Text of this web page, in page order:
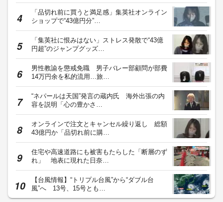
「品切れ前に買うと満足感」集英社オンライン
ショップで“43億円分”…
「集英社に恨みはない」ストレス発散で“43億
円超”のジャンプグッズ…
男性教諭を懲戒免職 男子バレー部顧問が部費
14万円余を私的流用…旅…
“ネパールは天国”発言の蔵内氏 海外出張の内
容を説明「心の豊かさ…
オンラインで注文とキャンセル繰り返し 総額
43億円か「品切れ前に購…
住宅や高速道路にも被害もたらした「断層のず
れ」 地表に現れた日奈…
【台風情報】“トリプル台風”から“ダブル台
風”へ 13号、15号とも…